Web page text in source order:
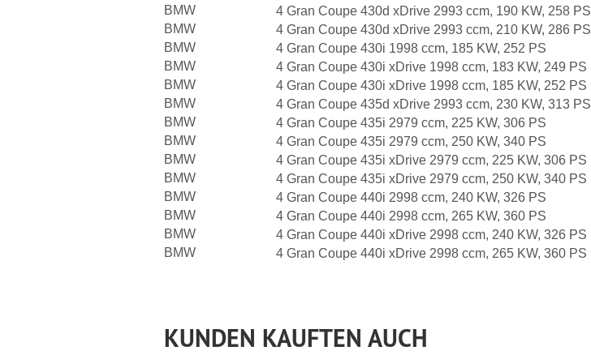
BMW
4 Gran Coupe 430d xDrive 2993 ccm, 190 KW, 258 PS
BMW
4 Gran Coupe 430d xDrive 2993 ccm, 210 KW, 286 PS
BMW
4 Gran Coupe 430i 1998 ccm, 185 KW, 252 PS
BMW
4 Gran Coupe 430i xDrive 1998 ccm, 183 KW, 249 PS
BMW
4 Gran Coupe 430i xDrive 1998 ccm, 185 KW, 252 PS
BMW
4 Gran Coupe 435d xDrive 2993 ccm, 230 KW, 313 PS
BMW
4 Gran Coupe 435i 2979 ccm, 225 KW, 306 PS
BMW
4 Gran Coupe 435i 2979 ccm, 250 KW, 340 PS
BMW
4 Gran Coupe 435i xDrive 2979 ccm, 225 KW, 306 PS
BMW
4 Gran Coupe 435i xDrive 2979 ccm, 250 KW, 340 PS
BMW
4 Gran Coupe 440i 2998 ccm, 240 KW, 326 PS
BMW
4 Gran Coupe 440i 2998 ccm, 265 KW, 360 PS
BMW
4 Gran Coupe 440i xDrive 2998 ccm, 240 KW, 326 PS
BMW
4 Gran Coupe 440i xDrive 2998 ccm, 265 KW, 360 PS
KUNDEN KAUFTEN AUCH